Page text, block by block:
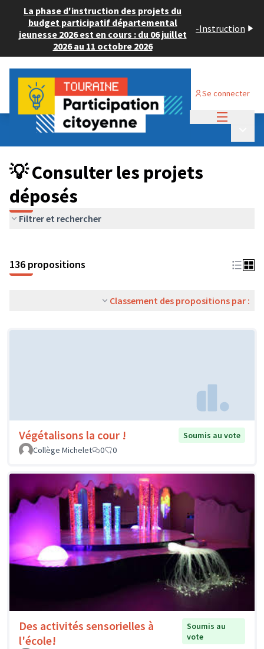
La phase d'instruction des projets du
budget participatif départemental
jeunesse 2026 est en cours : du 06 juillet
2026 au 11 octobre 2026
-Instruction
Se connecter
Budget Participatif JEUNESSE 2024
💡 Consulter les projets déposés
💡 Consulter les projets
déposés
Filtrer et rechercher
136 propositions
Classement des propositions par :
Végétalisons la cour !
Soumis au vote
Collège Michelet
0 0
Des activités sensorielles à
l'école!
Soumis au
vote